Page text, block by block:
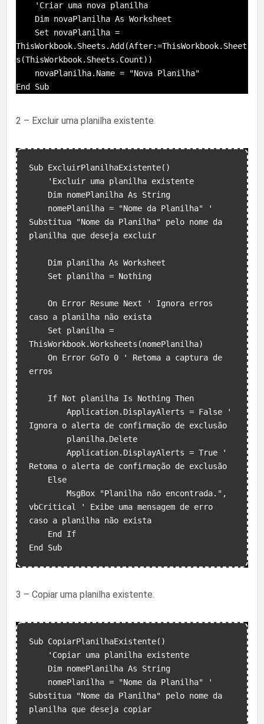
ThisWorkbook.Sheets.Add(After:=ThisWorkbook.Sheet
s(ThisWorkbook.Sheets.Count))
End Sub
2 – Excluir uma planilha existente.
Sub ExcluirPlanilhaExistente()
Substitua "Nome da Planilha" pelo nome da
planilha que deseja excluir
caso a planilha não exista
ThisWorkbook.Worksheets(nomePlanilha)
erros
Ignora o alerta de confirmação de exclusão
Retoma o alerta de confirmação de exclusão
vbCritical ' Exibe uma mensagem de erro
caso a planilha não exista
End Sub
3 – Copiar uma planilha existente.
Sub CopiarPlanilhaExistente()
Substitua "Nome da Planilha" pelo nome da
planilha que deseja copiar